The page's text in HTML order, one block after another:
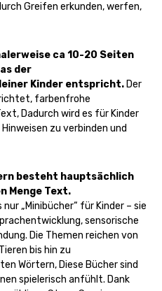
Greifen erkunden, werfen,
ca 10-20 Seiten
der
Kinder entspricht. Der
farbenfrohe
Dadurch wird es für Kinder
zu verbinden und
besteht hauptsächlich
Menge Text.
„Minibücher“ für Kinder – sie
sensorische
Die Themen reichen von
bis hin zu
Wörtern, Diese Bücher sind
spielerisch anfühlt. Dank